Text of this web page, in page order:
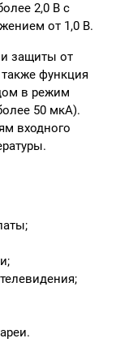
2,0 В с
от 1,0 В.
защиты от
функция
в режим
50 мкА).
входного